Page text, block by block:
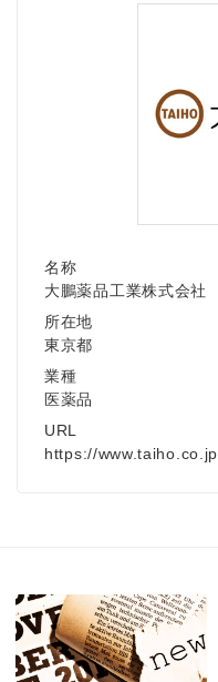
名称
大鵬薬品工業株式会社
所在地
東京都
業種
医薬品
URL
https://